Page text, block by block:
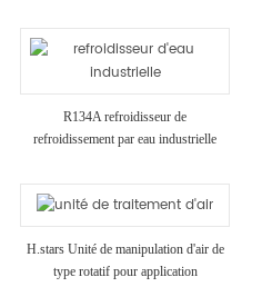
Refroidisseurs pour l'Industrie
Chimique Utilisation
R134A refroidisseur de
refroidissement par eau industrielle
H.stars Unité de manipulation d'air de
type rotatif pour application